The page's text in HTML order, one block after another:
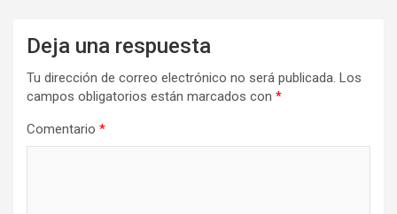
Deja una respuesta
Tu dirección de correo electrónico no será publicada. Los
campos obligatorios están marcados con *
Comentario *